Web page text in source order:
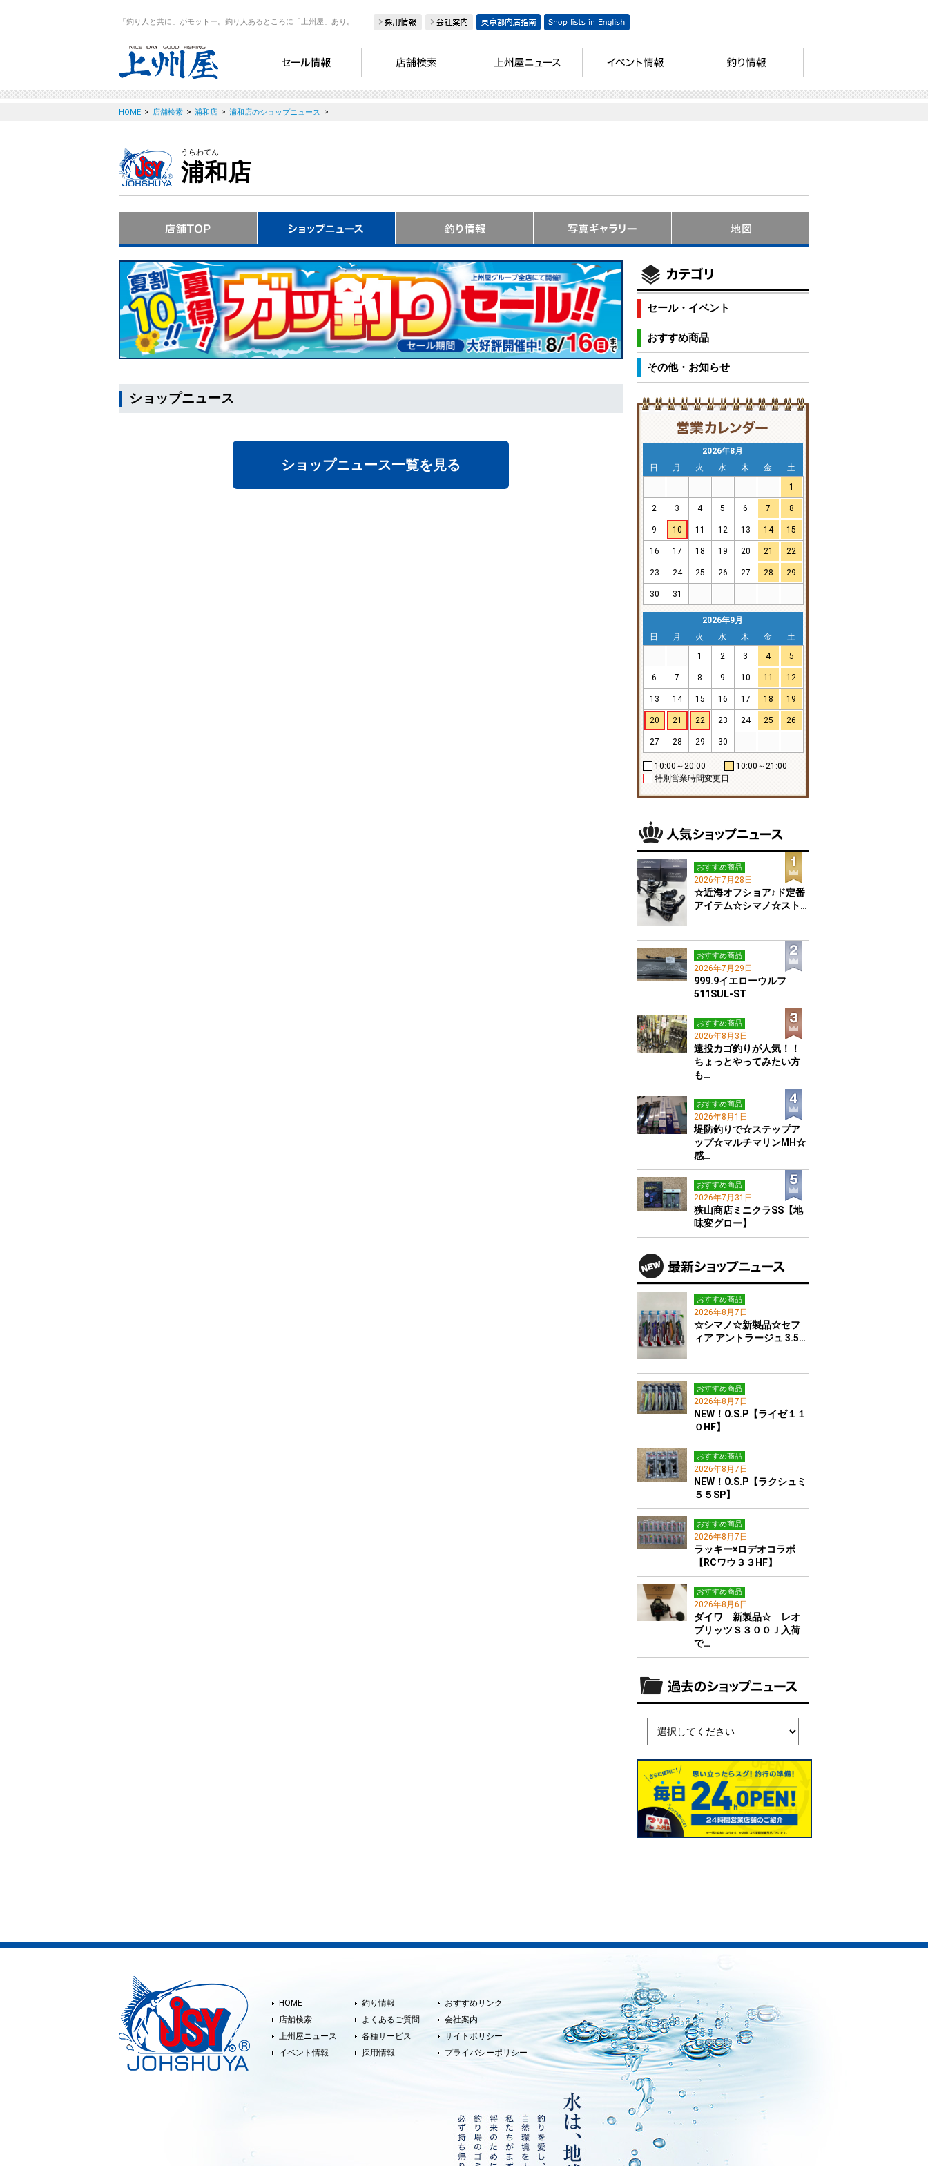
「釣り人と共に」がモットー。釣り人あるところに「上州屋」あり。
HOME > 店舗検索 > 浦和店 > 浦和店のショップニュース >
うらわてん
浦和店
ショップニュース
ショップニュース一覧を見る
セール・イベント
おすすめ商品
その他・お知らせ
2026年8月
日
月 火 水 木 金
土
1
2 3 4 5 6 7 8
9 10 11 12 13 14 15
16 17 18 19 20 21 22
23 24 25 26 27 28 29
30 31
2026年9月
日
月 火 水 木 金
土
1
2 3 4 5
6 7 8 9 10 11 12
13 14 15 16 17 18 19
20 21 22 23 24 25 26
27 28 29 30
10:00～20:00
10:00～21:00
特別営業時間変更日
おすすめ商品
2026年7月28日
☆近海オフショア♪ド定番
アイテム☆シマノ☆スト…
おすすめ商品
2026年7月29日
999.9イエローウルフ
511SUL-ST
おすすめ商品
2026年8月3日
遠投カゴ釣りが人気！！
ちょっとやってみたい方
も…
おすすめ商品
2026年8月1日
堤防釣りで☆ステップア
ップ☆マルチマリンMH☆
感…
おすすめ商品
2026年7月31日
狭山商店ミニクラSS【地
味変グロー】
おすすめ商品
2026年8月7日
☆シマノ☆新製品☆セフ
ィア アントラージュ 3.5…
おすすめ商品
2026年8月7日
NEW！O.S.P【ライゼ１１
０HF】
おすすめ商品
2026年8月7日
NEW！O.S.P【ラクシュミ
５５SP】
おすすめ商品
2026年8月7日
ラッキー×ロデオコラボ
【RCワウ３３HF】
おすすめ商品
2026年8月6日
ダイワ 新製品☆ レオ
ブリッツＳ３００Ｊ入荷
で…
HOME
店舗検索
上州屋ニュース
イベント情報
釣り情報
よくあるご質問
各種サービス
採用情報
おすすめリンク
会社案内
サイトポリシー
プライバシーポリシー